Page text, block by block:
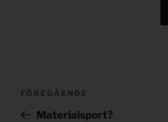
Post
Föregående
inlägg
FÖREGÅENDE
Materialsport?